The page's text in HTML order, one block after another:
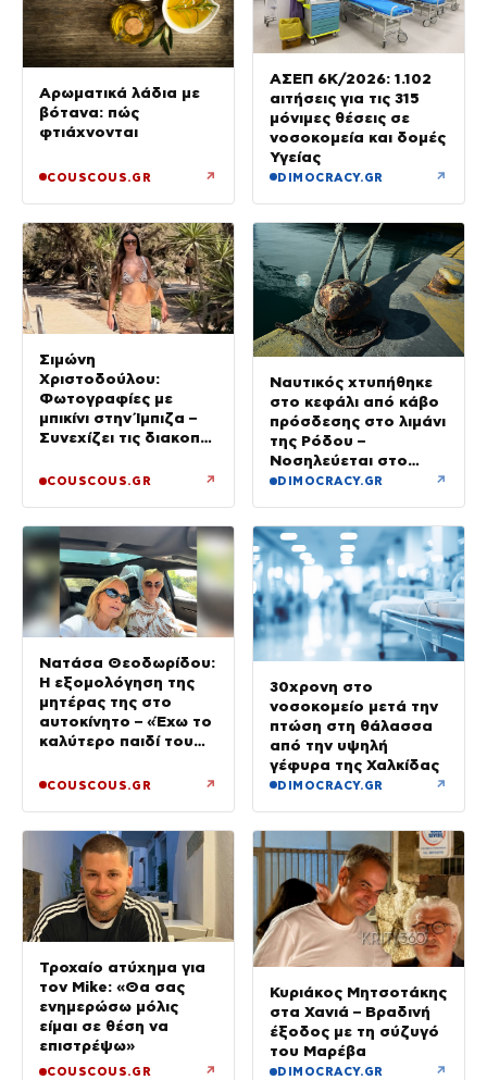
Αρωματικά λάδια με
βότανα: πώς
φτιάχνονται
COUSCOUS.GR ↗
ΑΣΕΠ 6Κ/2026: 1.102
αιτήσεις για τις 315
μόνιμες θέσεις σε
νοσοκομεία και δομές
Υγείας
DIMOCRACY.GR ↗
Σιμώνη
Χριστοδούλου:
Φωτογραφίες με
μπικίνι στην Ίμπιζα –
Συνεχίζει τις διακοπές
της, Αντρέα Γεωργίου
COUSCOUS.GR ↗
Ναυτικός χτυπήθηκε
στο κεφάλι από κάβο
πρόσδεσης στο λιμάνι
της Ρόδου –
Νοσηλεύεται στο
νοσοκομείο
DIMOCRACY.GR ↗
Νατάσα Θεοδωρίδου:
Η εξομολόγηση της
μητέρας της στο
αυτοκίνητο – «Έχω το
καλύτερο παιδί του
COUSCOUS.GR ↗
30χρονη στο
νοσοκομείο μετά την
πτώση στη θάλασσα
από την υψηλή
γέφυρα της Χαλκίδας
DIMOCRACY.GR ↗
Τροχαίο ατύχημα για
τον Mike: «Θα σας
ενημερώσω μόλις
είμαι σε θέση να
επιστρέψω»
COUSCOUS.GR ↗
Κυριάκος Μητσοτάκης
στα Χανιά – Βραδινή
έξοδος με τη σύζυγό
του Μαρέβα
DIMOCRACY.GR ↗